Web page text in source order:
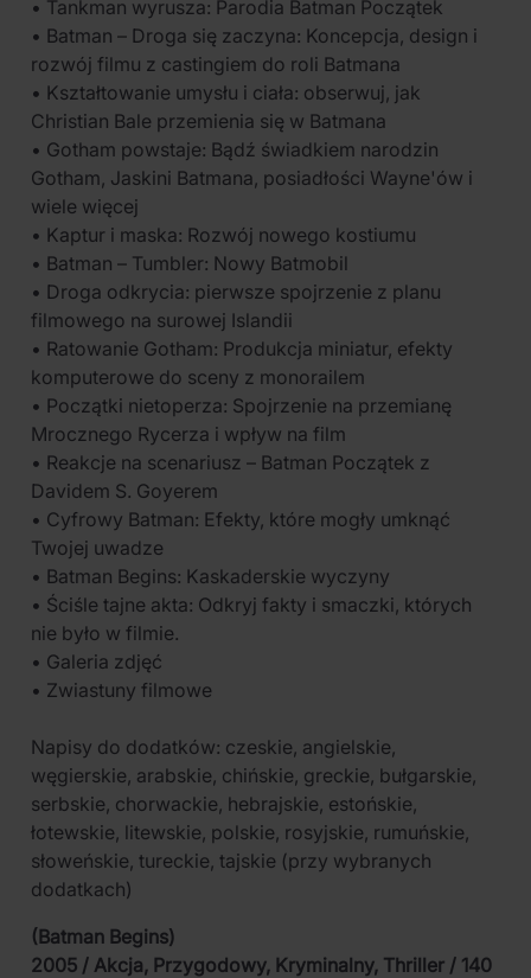
• Tankman wyrusza: Parodia Batman Początek
• Batman – Droga się zaczyna: Koncepcja, design i
rozwój filmu z castingiem do roli Batmana
• Kształtowanie umysłu i ciała: obserwuj, jak
Christian Bale przemienia się w Batmana
• Gotham powstaje: Bądź świadkiem narodzin
Gotham, Jaskini Batmana, posiadłości Wayne'ów i
wiele więcej
• Kaptur i maska: Rozwój nowego kostiumu
• Batman – Tumbler: Nowy Batmobil
• Droga odkrycia: pierwsze spojrzenie z planu
filmowego na surowej Islandii
• Ratowanie Gotham: Produkcja miniatur, efekty
komputerowe do sceny z monorailem
• Początki nietoperza: Spojrzenie na przemianę
Mrocznego Rycerza i wpływ na film
• Reakcje na scenariusz – Batman Początek z
Davidem S. Goyerem
• Cyfrowy Batman: Efekty, które mogły umknąć
Twojej uwadze
• Batman Begins: Kaskaderskie wyczyny
• Ściśle tajne akta: Odkryj fakty i smaczki, których
nie było w filmie.
• Galeria zdjęć
• Zwiastuny filmowe
Napisy do dodatków: czeskie, angielskie,
węgierskie, arabskie, chińskie, greckie, bułgarskie,
serbskie, chorwackie, hebrajskie, estońskie,
łotewskie, litewskie, polskie, rosyjskie, rumuńskie,
słoweńskie, tureckie, tajskie (przy wybranych
dodatkach)
(Batman Begins)
2005 / Akcja, Przygodowy, Kryminalny, Thriller / 140